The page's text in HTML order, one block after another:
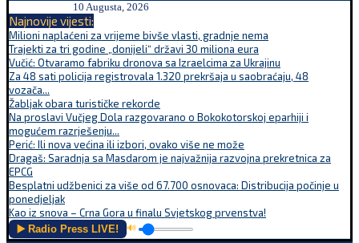
10 Augusta, 2026
Najnovije vijesti:
Milioni naplaćeni za vrijeme bivše vlasti, gradnje nema
Trajekti za tri godine „donijeli“ državi 30 miliona eura
Vučić: Otvaramo fabriku dronova sa Izraelcima za Ukrajinu
Za 48 sati policija registrovala 1.320 prekršaja u saobraćaju, 48
vozača...
Žabljak obara turističke rekorde
Na proslavi Vučjeg Dola razgovarano o Bokokotorskoj eparhiji i
mogućem razrješenju...
Perić: Ili nova većina ili izbori, ovako više ne može
Dragaš: Saradnja sa Masdarom je najvažnija razvojna prekretnica za
EPCG
Besplatni udžbenici za više od 67.700 osnovaca: Distribucija počinje u
ponedjeljak
Kao iz snova – Crna Gora u finalu Svjetskog prvenstva!
▶️ Radio Press LIVE! 🔊